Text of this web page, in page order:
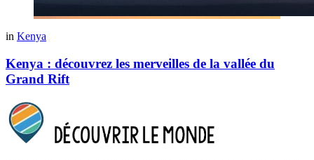
in Kenya
Kenya : découvrez les merveilles de la vallée du
Grand Rift